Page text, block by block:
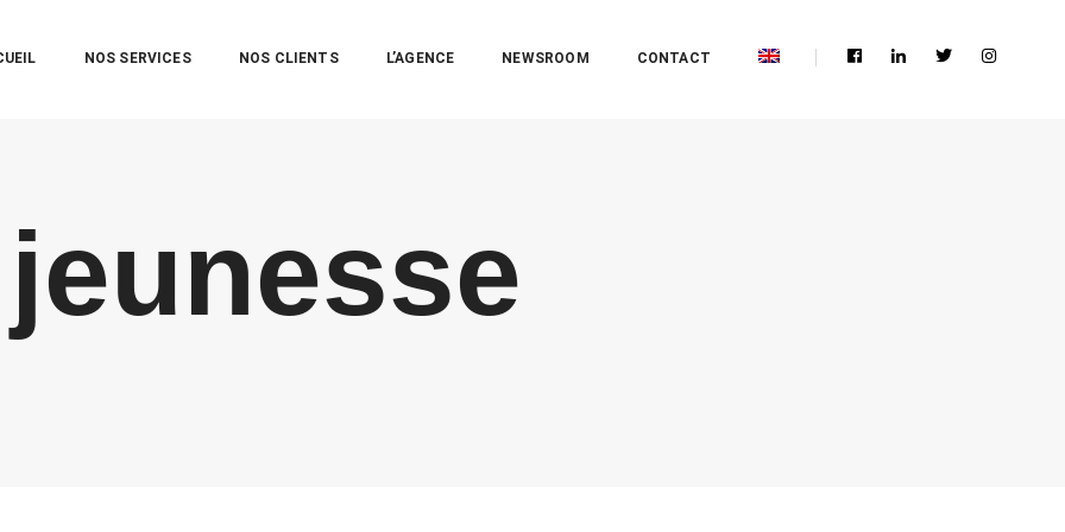
NOS SERVICES NOS CLIENTS L’AGENCE NEWSROOM CONTACT
jeunesse